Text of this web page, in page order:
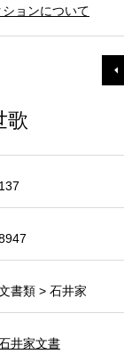
ョンについて
歌
137
書類 > 石井家
井家文書